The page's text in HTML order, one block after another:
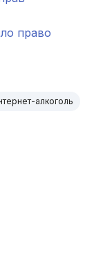
право
алкоголь